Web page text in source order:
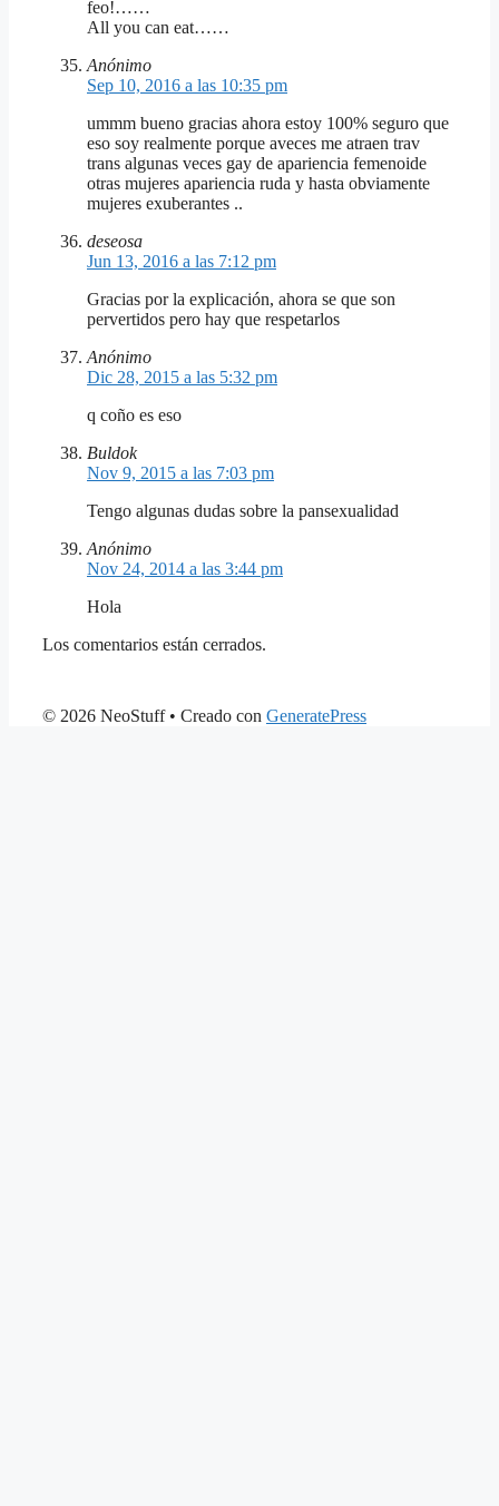
feo!……
All you can eat……
Anónimo
Sep 10, 2016 a las 10:35 pm
ummm bueno gracias ahora estoy 100% seguro que
eso soy realmente porque aveces me atraen trav
trans algunas veces gay de apariencia femenoide
otras mujeres apariencia ruda y hasta obviamente
mujeres exuberantes ..
deseosa
Jun 13, 2016 a las 7:12 pm
Gracias por la explicación, ahora se que son
pervertidos pero hay que respetarlos
Anónimo
Dic 28, 2015 a las 5:32 pm
q coño es eso
Buldok
Nov 9, 2015 a las 7:03 pm
Tengo algunas dudas sobre la pansexualidad
Anónimo
Nov 24, 2014 a las 3:44 pm
Hola
Los comentarios están cerrados.
© 2026 NeoStuff• Creado con GeneratePress